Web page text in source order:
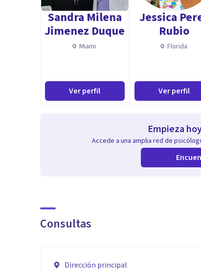
Sandra Milena
Jimenez Duque
Miami
Ver perfil
Jessica
Rubio
Florida
Ver perfil
Empieza
Accede a una amplia red de
Consultas
Dirección principal